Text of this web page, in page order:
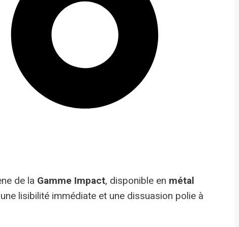
de la Gamme Impact, disponible en métal
lisibilité immédiate et une dissuasion polie à